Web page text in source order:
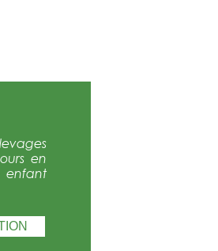
en
enfant